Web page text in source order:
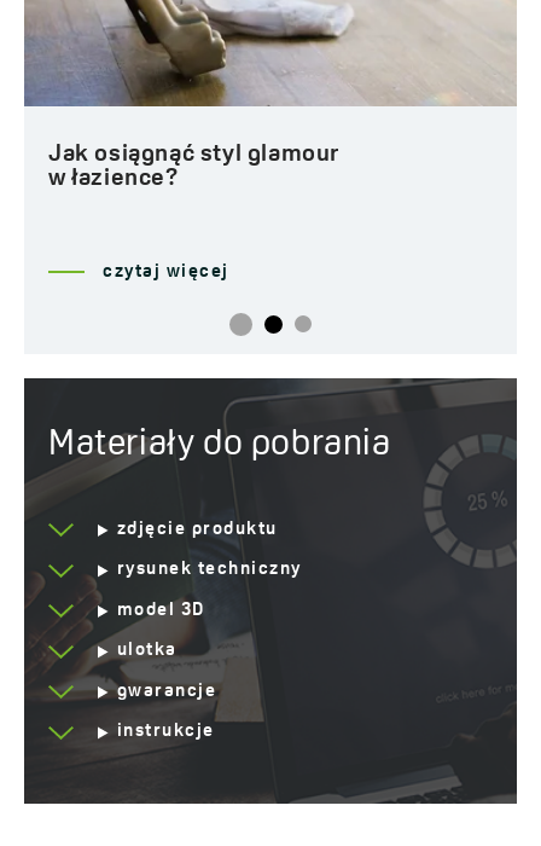
Jak osiągnąć styl glamour
w łazience?
czytaj więcej
Materiały do pobrania
zdjęcie produktu
rysunek techniczny
model 3D
ulotka
gwarancje
instrukcje